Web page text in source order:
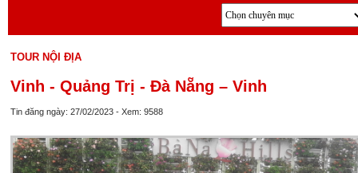
TOUR NỘI ĐỊA
Vinh - Quảng Trị - Đà Nẵng – Vinh
Tin đăng ngày: 27/02/2023 - Xem: 9588